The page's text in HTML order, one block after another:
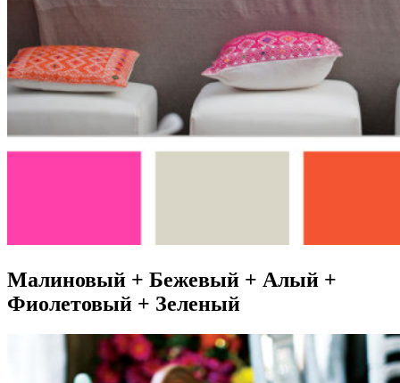
Малиновый + Бежевый + Алый +
Фиолетовый + Зеленый